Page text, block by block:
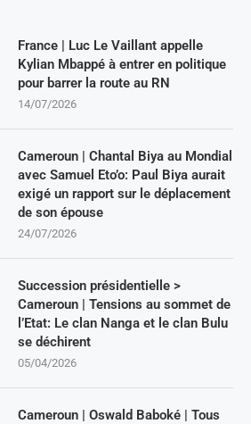
France | Luc Le Vaillant appelle
Kylian Mbappé à entrer en politique
pour barrer la route au RN
14/07/2026
Cameroun | Chantal Biya au Mondial
avec Samuel Eto’o: Paul Biya aurait
exigé un rapport sur le déplacement
de son épouse
24/07/2026
Succession présidentielle >
Cameroun | Tensions au sommet de
l’Etat: Le clan Nanga et le clan Bulu
se déchirent
05/04/2026
Cameroun | Oswald Baboké | Tous